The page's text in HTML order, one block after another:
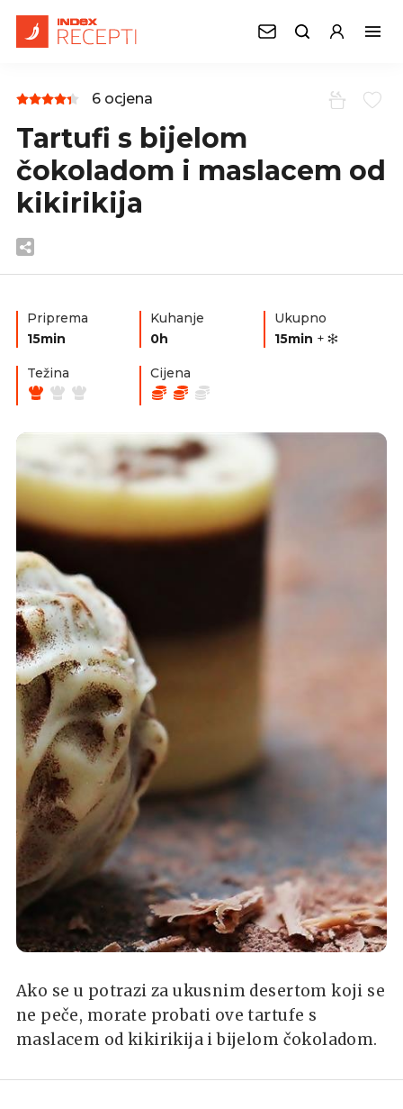
6 ocjena
Tartufi s bijelom
čokoladom i maslacem od
kikirikija
Priprema
15min
Kuhanje
0h
Ukupno
15min +
Težina Cijena
Ako se u potrazi za ukusnim desertom koji se
ne peče, morate probati ove tartufe s
maslacem od kikirikija i bijelom čokoladom.